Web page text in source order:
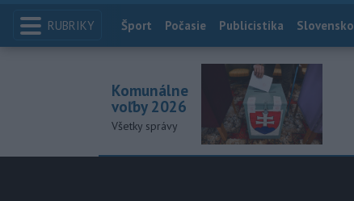
RUBRIKY Index
Šport Počasie Publicistika Slovensko
Komunálne
voľby 2026
Všetky správy